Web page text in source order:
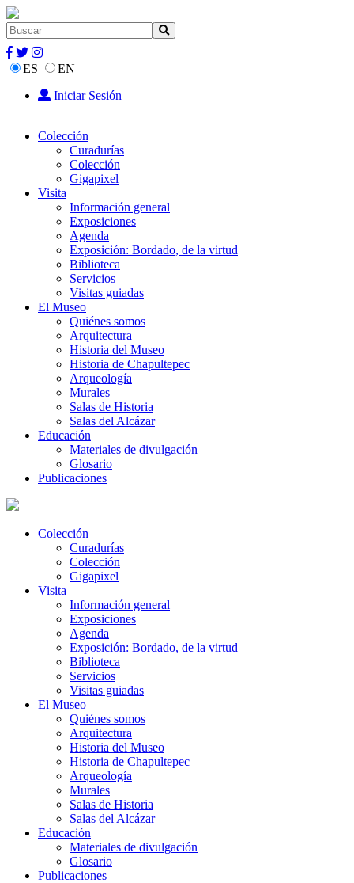
ES
EN
Iniciar Sesión
Colección
Curadurías
Colección
Gigapixel
Visita
Información general
Exposiciones
Agenda
Exposición: Bordado, de la virtud
Biblioteca
Servicios
Visitas guiadas
El Museo
Quiénes somos
Arquitectura
Historia del Museo
Historia de Chapultepec
Arqueología
Murales
Salas de Historia
Salas del Alcázar
Educación
Materiales de divulgación
Glosario
Publicaciones
Colección
Curadurías
Colección
Gigapixel
Visita
Información general
Exposiciones
Agenda
Exposición: Bordado, de la virtud
Biblioteca
Servicios
Visitas guiadas
El Museo
Quiénes somos
Arquitectura
Historia del Museo
Historia de Chapultepec
Arqueología
Murales
Salas de Historia
Salas del Alcázar
Educación
Materiales de divulgación
Glosario
Publicaciones